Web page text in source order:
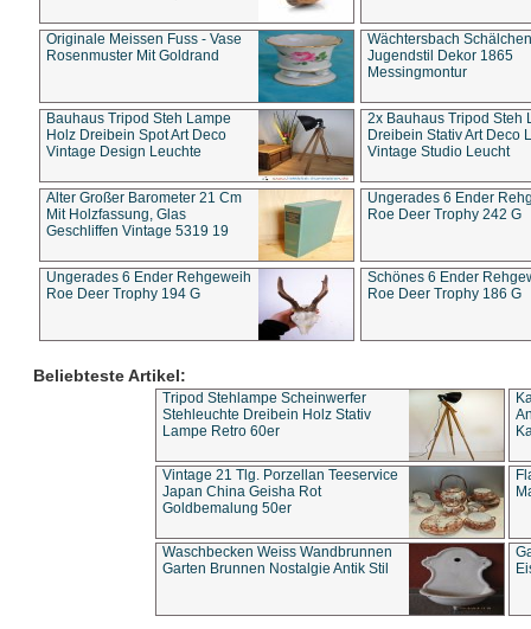
Originale Meissen Fuss - Vase
Rosenmuster Mit Goldrand
Wächtersbach Schälchen
Jugendstil Dekor 1865
Messingmontur
Bauhaus Tripod Steh Lampe
Holz Dreibein Spot Art Deco
Vintage Design Leuchte
2x Bauhaus Tripod Steh
Dreibein Stativ Art Deco
Vintage Studio Leucht
Alter Großer Barometer 21 Cm
Mit Holzfassung, Glas
Geschliffen Vintage 5319 19
Ungerades 6 Ender
Roe Deer Trophy 242 G
Ungerades 6 Ender Rehgeweih
Roe Deer Trophy 194 G
Schönes 6 Ender
Roe Deer Trophy 186 G
Beliebteste Artikel:
Tripod Stehlampe Scheinwerfer
Stehleuchte Dreibein Holz Stativ
Lampe Retro 60er
Vintage 21 Tlg. Porzellan Teeservice
Japan China Geisha Rot
Goldbemalung 50er
Waschbecken Weiss Wandbrunnen
Garten Brunnen Nostalgie Antik Stil